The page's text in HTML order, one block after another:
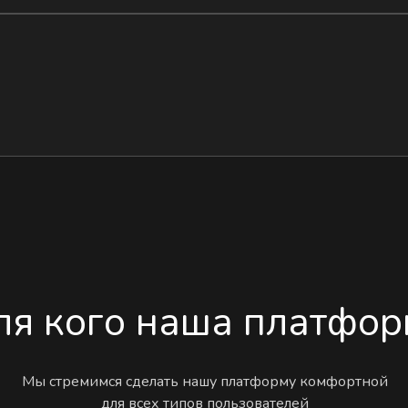
кого наша
Мы стремимся сделать нашу платформу комфортной
для всех типов пользователей